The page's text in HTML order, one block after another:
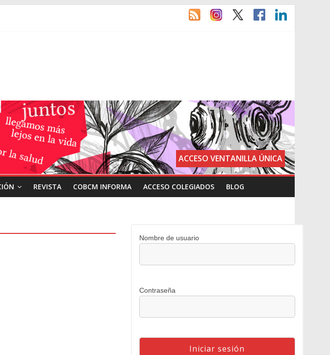
ACCESO VENTANILLA ÚNICA
REVISTA COBCM INFORMA ACCESO COLEGIADOS BLOG
Nombre de usuario
Contraseña